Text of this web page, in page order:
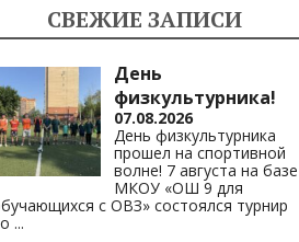
СВЕЖИЕ ЗАПИСИ
День
физкультурника!
07.08.2026
День физкультурника
прошел на спортивной
волне! 7 августа на базе
МКОУ «ОШ 9 для
с ОВЗ» состоялся турнир
...